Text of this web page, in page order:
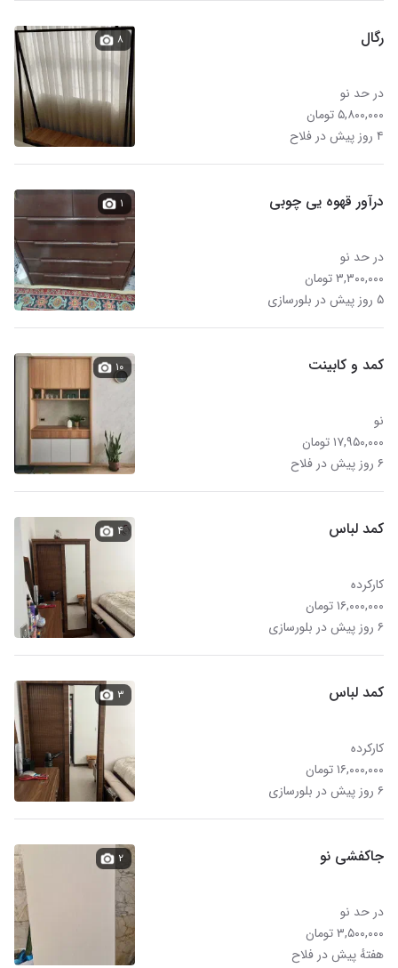
رگال
در حد نو
۵,۸۰۰,۰۰۰ تومان
۴ روز پیش در فلاح
۸
درآور قهوه یی چوبی
در حد نو
۳,۳۰۰,۰۰۰ تومان
۵ روز پیش در بلورسازی
۱
کمد و کابینت
نو
۱۷,۹۵۰,۰۰۰ تومان
۶ روز پیش در فلاح
۱۰
کمد لباس
کارکرده
۱۶,۰۰۰,۰۰۰ تومان
۶ روز پیش در بلورسازی
۴
کمد لباس
کارکرده
۱۶,۰۰۰,۰۰۰ تومان
۶ روز پیش در بلورسازی
۳
جاکفشی نو
در حد نو
۳,۵۰۰,۰۰۰ تومان
هفتهٔ پیش در فلاح
۲